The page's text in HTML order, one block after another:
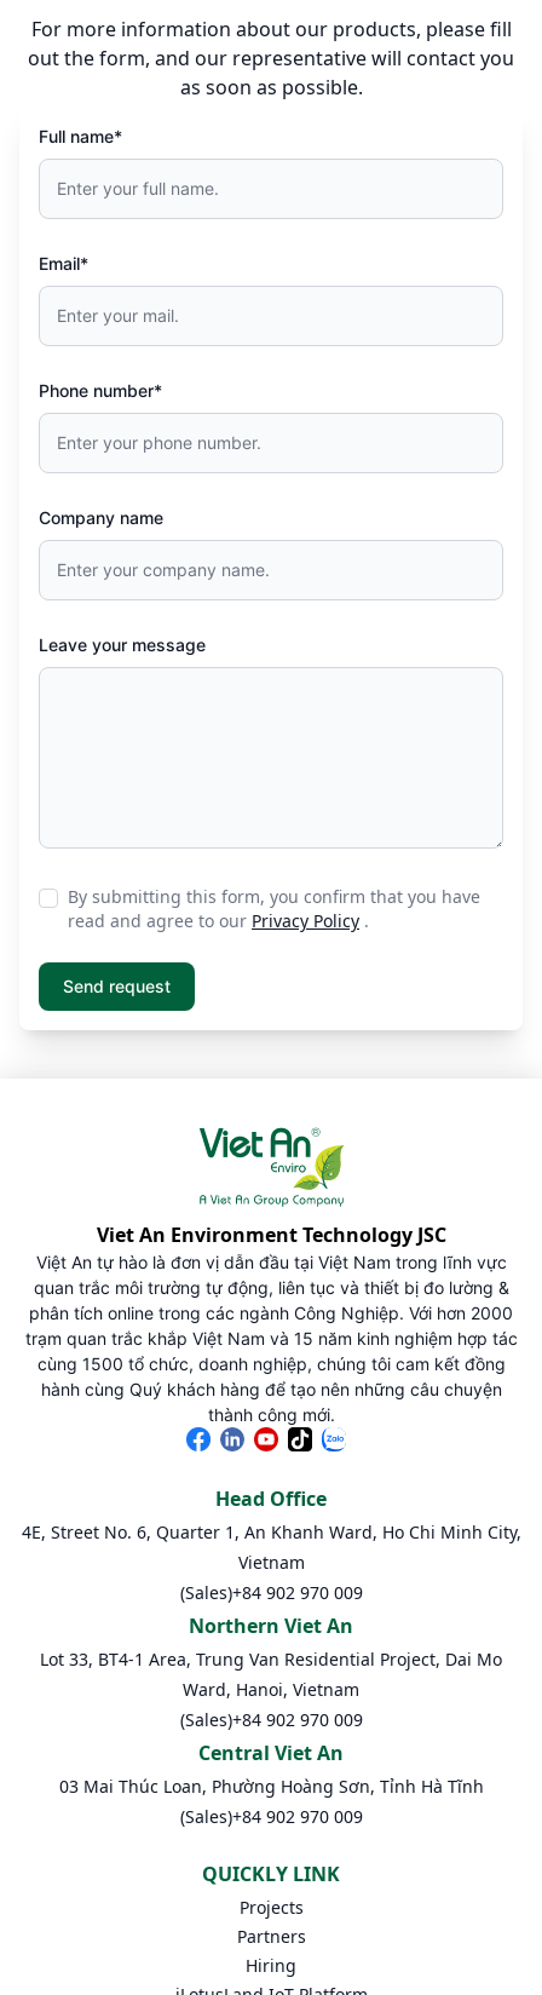
For more information about our products, please fill
out the form, and our representative will contact you
as soon as possible.
Full name*
Email*
Phone number*
Company name
Leave your message
By submitting this form, you confirm that you have
read and agree to our Privacy Policy .
Viet An Environment Technology JSC
Việt An tự hào là đơn vị dẫn đầu tại Việt Nam trong lĩnh vực
quan trắc môi trường tự động, liên tục và thiết bị đo lường &
phân tích online trong các ngành Công Nghiệp. Với hơn 2000
trạm quan trắc khắp Việt Nam và 15 năm kinh nghiệm hợp tác
cùng 1500 tổ chức, doanh nghiệp, chúng tôi cam kết đồng
hành cùng Quý khách hàng để tạo nên những câu chuyện
thành công mới.
Head Office
4E, Street No. 6, Quarter 1, An Khanh Ward, Ho Chi Minh City,
Vietnam
(Sales)+84 902 970 009
Northern Viet An
Lot 33, BT4-1 Area, Trung Van Residential Project, Dai Mo
Ward, Hanoi, Vietnam
(Sales)+84 902 970 009
Central Viet An
03 Mai Thúc Loan, Phường Hoàng Sơn, Tỉnh Hà Tĩnh
(Sales)+84 902 970 009
QUICKLY LINK
Projects
Partners
Hiring